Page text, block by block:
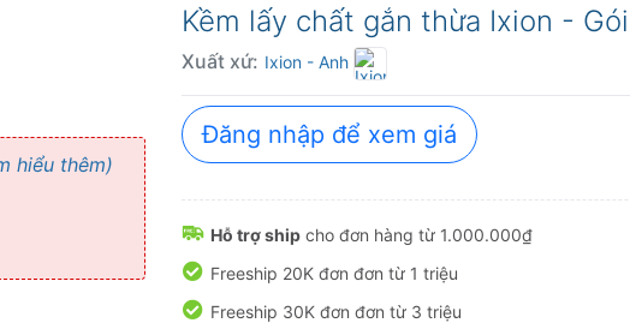
hiểu thêm)
Kềm lấy chất gắn thừa Ixion - Gói
Xuất xứ: Ixion - Anh
Đăng nhập để xem giá
Hỗ trợ ship cho đơn hàng từ 1.000.000₫
Freeship 20K đơn đơn từ 1 triệu
Freeship 30K đơn đơn từ 3 triệu